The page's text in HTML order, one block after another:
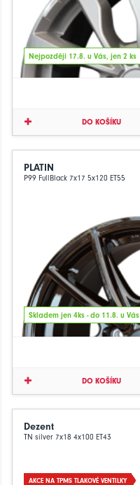
Nejpozději 17.8. u Vás, jen 2 ks
DO KOŠÍKU
PLATIN
P99 FullBlack 7x17 5x120 ET55
Skladem jen 4ks - do 11.8. u Vás
DO KOŠÍKU
Dezent
TN silver 7x18 4x100 ET43
AKCE NA TPMS TLAKOVÉ VENTILKY